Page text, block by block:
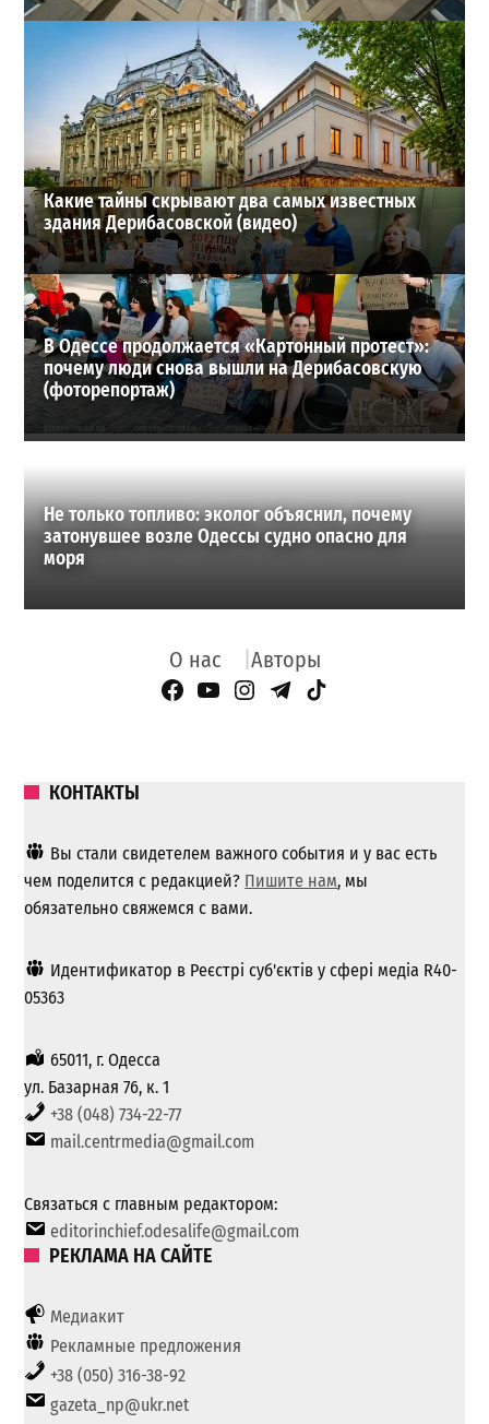
В одесском жилмассиве Радужном погиб 26-летний
мужчина: что известно
27-07-2026 в 13:47
ВИБОР РЕДАКЦИИ
Какие тайны скрывают два самых известных
здания Дерибасовской (видео)
В Одессе продолжается «Картонный протест»:
почему люди снова вышли на Дерибасовскую
(фоторепортаж)
Не только топливо: эколог объяснил, почему
затонувшее возле Одессы судно опасно для
моря
О нас Авторы
Facebook Page
YouTube
Instagram
Telegram
TikTok
КОНТАКТЫ
Вы стали свидетелем важного события и у вас есть
чем поделится с редакцией? Пишите нам, мы
обязательно свяжемся с вами.
Идентификатор в Реєстрі суб'єктів у сфері медіа R40-
05363
65011, г. Одесса
ул. Базарная 76, к. 1
+38 (048) 734-22-77
mail.centrmedia@gmail.com
Связаться с главным редактором:
editorinchief.odesalife@gmail.com
РЕКЛАМА НА САЙТЕ
Медиакит
Рекламные предложения
+38 (050) 316-38-92
gazeta_np@ukr.net